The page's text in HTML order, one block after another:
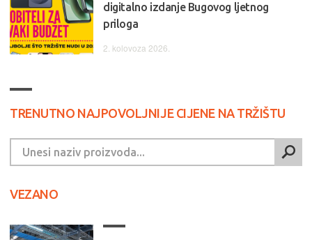
digitalno izdanje Bugovog ljetnog
priloga
2. kolovoza 2026.
TRENUTNO NAJPOVOLJNIJE CIJENE NA TRŽIŠTU
VEZANO